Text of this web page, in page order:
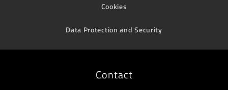
Cookies
Data Protection and Security
Contact